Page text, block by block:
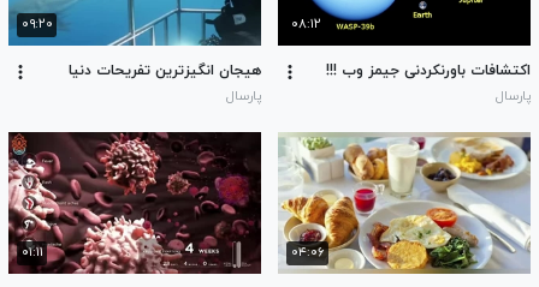
۰۸:۱۲
اکتشافات باورنکردنی جیمز وب !!!
پارسال
۰۹:۲۰
هیجان انگیزترین تفریحات دنیا
پارسال
۰۴:۰۶ ۰۱:۱۱